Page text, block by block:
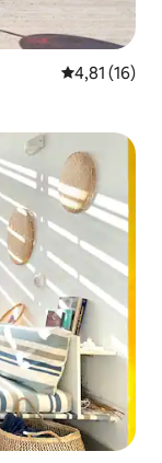
Gemiddelde
4,81 (16)